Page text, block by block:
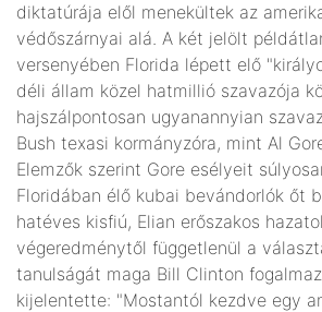
diktatúrája elől menekültek az
védőszárnyai alá. A két jelölt
versenyében Florida lépett elő
déli állam közel hatmillió szavazója
hajszálpontosan ugyanannyian
Bush texasi kormányzóra, mint Al
Elemzők szerint Gore esélyeit
Floridában élő kubai bevándorlók őt
hatéves kisfiú, Elian erőszakos
végeredménytől függetlenül a
tanulságát maga Bill Clinton
kijelentette: "Mostantól kezdve egy